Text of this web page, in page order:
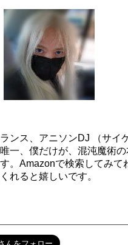
ンス、アニソンDJ （サイ
一、僕だけが、混沌魔術
。Amazonで検索してみて
れると嬉しいです。